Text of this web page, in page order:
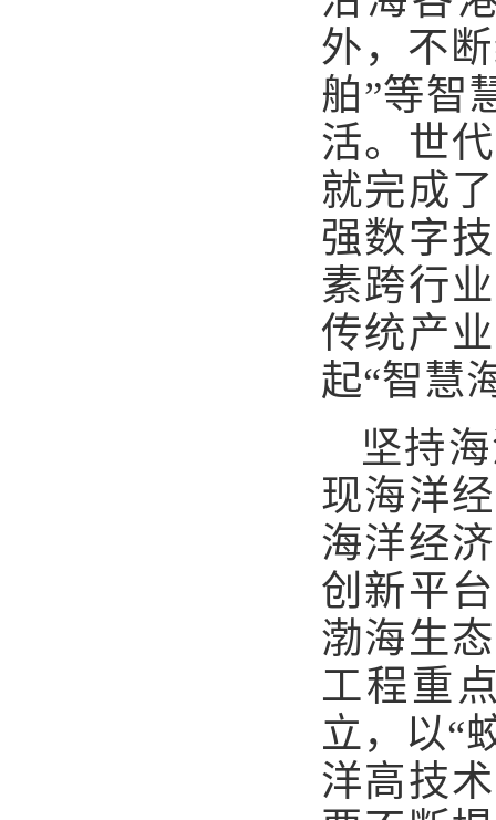
外，不
舶”等智
活。世
就完成
强数字
素跨行
传统产
起“智慧
坚持
现海洋
海洋经
创新平
渤海生
工程重
立，以“
洋高技